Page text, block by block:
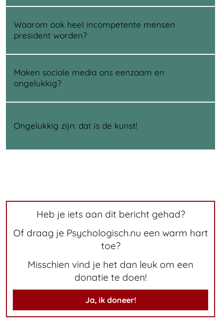
Waarom ook heel incompetente mensen
president worden?
Maken sociale media ons eenzaam en
ongelukkig?
Ongelukkig zijn: dat is de kunst!
Heb je iets aan dit bericht gehad?
Of draag je Psychologisch.nu een warm hart
toe?
Misschien vind je het dan leuk om een
donatie te doen!
Ja, ik doneer!